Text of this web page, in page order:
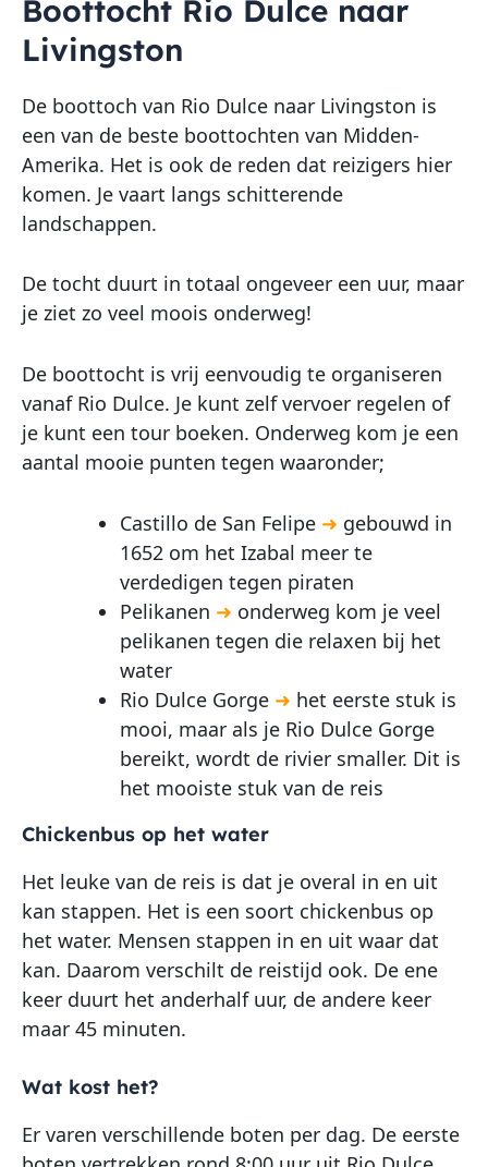
Boottocht Rio Dulce naar
Livingston
De boottoch van Rio Dulce naar Livingston is
een van de beste boottochten van Midden-
Amerika. Het is ook de reden dat reizigers hier
komen. Je vaart langs schitterende
landschappen.
De tocht duurt in totaal ongeveer een uur, maar
je ziet zo veel moois onderweg!
De boottocht is vrij eenvoudig te organiseren
vanaf Rio Dulce. Je kunt zelf vervoer regelen of
je kunt een tour boeken. Onderweg kom je een
aantal mooie punten tegen waaronder;
Castillo de San Felipe ➜ gebouwd in
1652 om het Izabal meer te
verdedigen tegen piraten
Pelikanen ➜ onderweg kom je veel
pelikanen tegen die relaxen bij het
water
Rio Dulce Gorge ➜ het eerste stuk is
mooi, maar als je Rio Dulce Gorge
bereikt, wordt de rivier smaller. Dit is
het mooiste stuk van de reis
Chickenbus op het water
Het leuke van de reis is dat je overal in en uit
kan stappen. Het is een soort chickenbus op
het water. Mensen stappen in en uit waar dat
kan. Daarom verschilt de reistijd ook. De ene
keer duurt het anderhalf uur, de andere keer
maar 45 minuten.
Wat kost het?
Er varen verschillende boten per dag. De eerste